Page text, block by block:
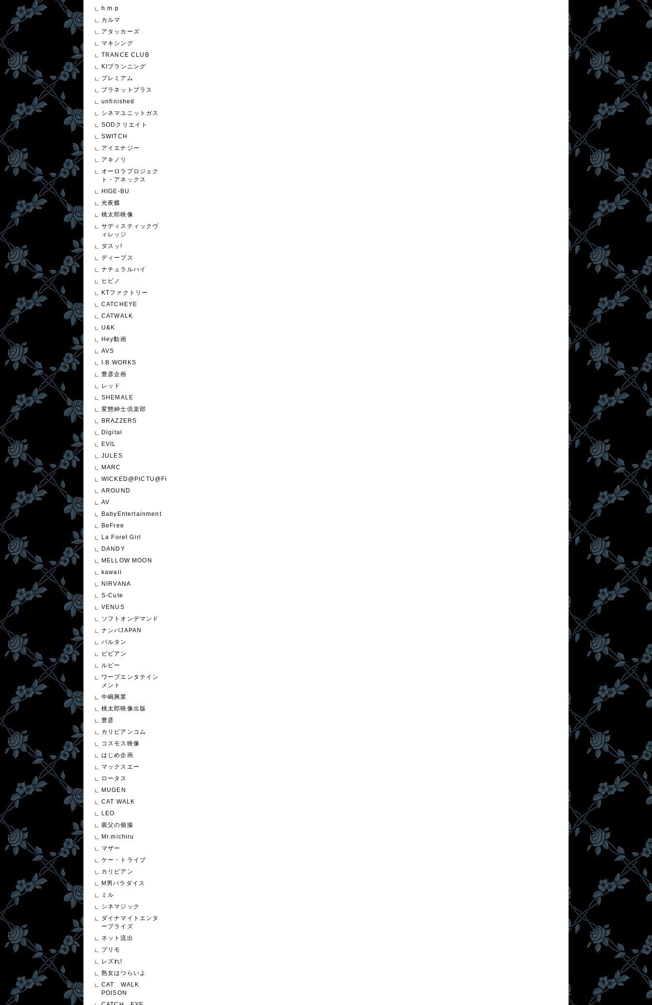
h.m.p
カルマ
アタッカーズ
マキシング
TRANCE CLUB
KIプランニング
プレミアム
プラネットプラス
unfinished
シネマユニットガス
SODクリエイト
SWITCH
アイエナジー
アキノリ
オーロラプロジェク
ト・アネックス
HIGE-BU
光夜蝶
桃太郎映像
サディスティックヴ
ィレッジ
ダスッ!
ディープス
ナチュラルハイ
ヒビノ
KTファクトリー
CATCHEYE
CATWALK
U&K
Hey動画
AVS
I.B.WORKS
豊彦企画
レッド
SHEMALE
変態紳士倶楽部
BRAZZERS
Digital
EVIL
JULES
MARC
WICKED@PICTU@FEATURE
AROUND
AV
BabyEntertainment
BeFree
La Foret Girl
DANDY
MELLOW MOON
kawaii
NIRVANA
S-Cute
VENUS
ソフトオンデマンド
ナンパJAPAN
バルタン
ビビアン
ルビー
ワープエンタテイン
メント
中嶋興業
桃太郎映像出版
豊彦
カリビアンコム
コスモス映像
はじめ企画
マックスエー
ロータス
MUGEN
CAT WALK
LEO
親父の個撮
Mr.michiru
マザー
ケー・トライブ
カリビアン
M男パラダイス
ミル
シネマジック
ダイナマイトエンタ
ープライズ
ネット流出
プリモ
レズれ!
熟女はつらいよ
CAT WALK
POISON